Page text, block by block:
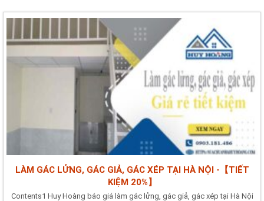
LÀM GÁC LỬNG, GÁC GIẢ, GÁC XÉP TẠI HÀ NỘI -【TIẾT
KIỆM 20%】
Contents1 Huy Hoàng báo giá làm gác lửng, gác giả, gác xép tại Hà Nội